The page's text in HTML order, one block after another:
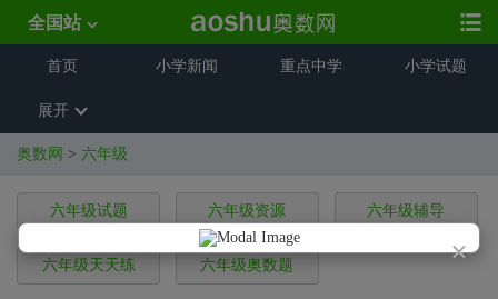
×
全国站
首页 小学新闻 重点中学 小学试题
展开
奥数网 > 六年级
六年级试题 六年级资源 六年级辅导
六年级天天练 六年级奥数题